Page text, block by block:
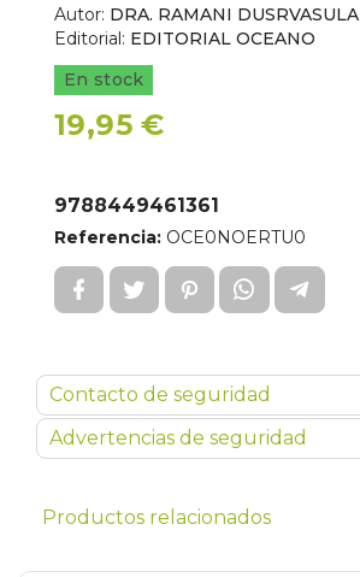
Autor: DRA. RAMANI DUSRVASULA
Editorial: EDITORIAL OCEANO
En stock
19,95 €
9788449461361
Referencia: OCE0NOERTU0
Contacto de seguridad
Advertencias de seguridad
Productos relacionados